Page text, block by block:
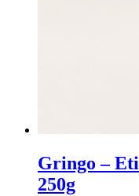
Gringo –
250g